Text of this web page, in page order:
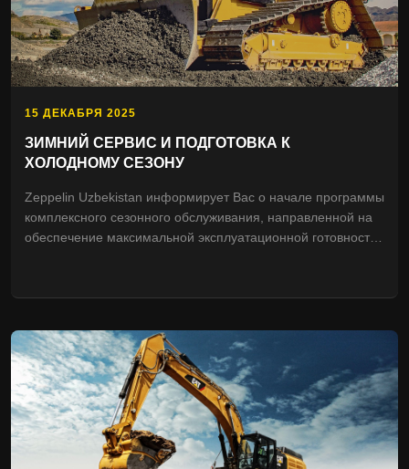
15 ДЕКАБРЯ 2025
ЗИМНИЙ СЕРВИС И ПОДГОТОВКА К
ХОЛОДНОМУ СЕЗОНУ
Zeppelin Uzbekistan информирует Вас о начале программы
комплексного сезонного обслуживания, направленной на
обеспечение максимальной эксплуатационной готовности